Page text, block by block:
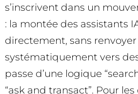
s’inscrivent dans un
: la montée des assistants
directement, sans renvoyer
systématiquement vers
passe d’une logique
“ask and transact”. Pour